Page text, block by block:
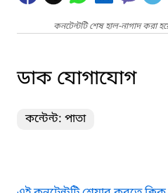
কনটেন্টটি শেষ হাল-নাগাদ করা
ডাক যোগাযোগ
কন্টেন্ট: পাতা